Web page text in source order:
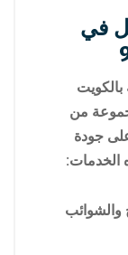
في
بالكويت
من
جودة
الخدمات:
والشوائب